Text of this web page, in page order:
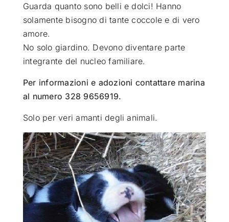
Guarda quanto sono belli e dolci! Hanno
solamente bisogno di tante coccole e di vero
amore.
No solo giardino. Devono diventare parte
integrante del nucleo familiare.
Per informazioni e adozioni contattare marina
al numero 328 9656919.
Solo per veri amanti degli animali.